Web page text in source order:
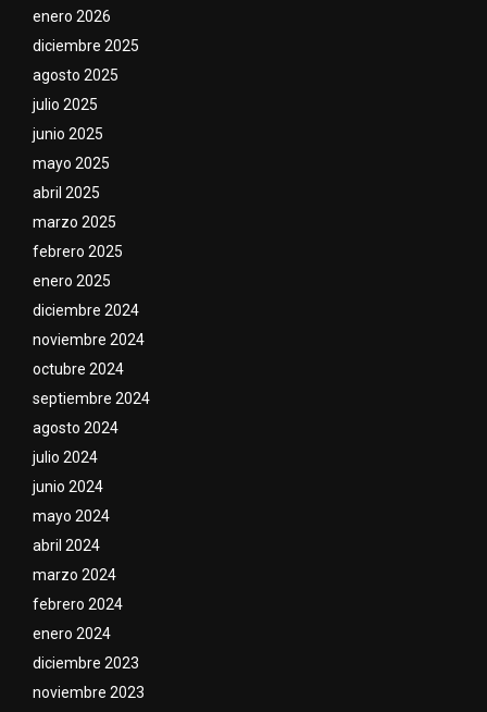
enero 2026
diciembre 2025
agosto 2025
julio 2025
junio 2025
mayo 2025
abril 2025
marzo 2025
febrero 2025
enero 2025
diciembre 2024
noviembre 2024
octubre 2024
septiembre 2024
agosto 2024
julio 2024
junio 2024
mayo 2024
abril 2024
marzo 2024
febrero 2024
enero 2024
diciembre 2023
noviembre 2023